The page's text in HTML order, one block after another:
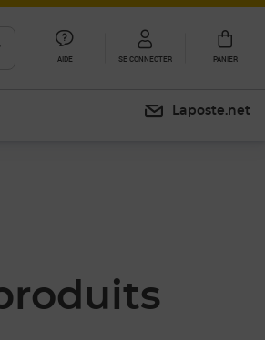
AIDE SE CONNECTER PANIER
Laposte.net